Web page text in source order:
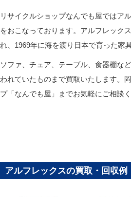
リサイクルショップなんでも屋ではア
をおこなっております。アルフレック
れ、1969年に海を渡り日本で育った家
ソファ、チェア、テーブル、食器棚な
われていたものまで買取いたします。
プ「なんでも屋」までお気軽にご相談く
アルフレックスの買取・回収例